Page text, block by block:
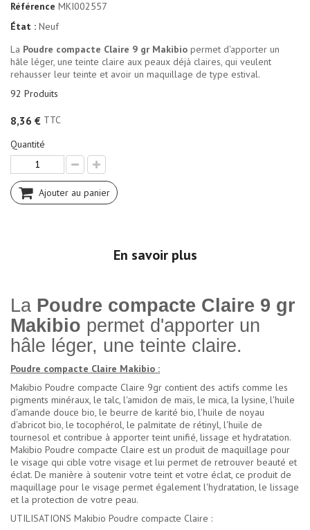
Référence MKI002557
État : Neuf
La Poudre compacte Claire 9 gr Makibio permet d'apporter un
hâle léger, une teinte claire aux peaux déjà claires, qui veulent
rehausser leur teinte et avoir un maquillage de type estival.
92 Produits
8,36 € TTC
Quantité
Ajouter au panier
En savoir plus
La Poudre compacte Claire 9 gr
Makibio permet d'apporter un
hâle léger, une teinte claire.
Poudre compacte Claire Makibio :
Makibio Poudre compacte Claire 9gr contient des actifs comme les
pigments minéraux, le talc, l'amidon de maïs, le mica, la lysine, l'huile
d'amande douce bio, le beurre de karité bio, l'huile de noyau
d'abricot bio, le tocophérol, le palmitate de rétinyl, l'huile de
tournesol et contribue à apporter teint unifié, lissage et hydratation.
Makibio Poudre compacte Claire est un produit de maquillage pour
le visage qui cible votre visage et lui permet de retrouver beauté et
éclat. De manière à soutenir votre teint et votre éclat, ce produit de
maquillage pour le visage permet également l'hydratation, le lissage
et la protection de votre peau.
UTILISATIONS Makibio Poudre compacte Claire :